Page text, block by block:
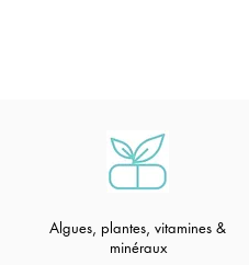
Algues, plantes, vitamines &
minéraux